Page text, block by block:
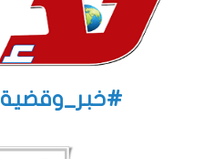
#خبر_وقضية